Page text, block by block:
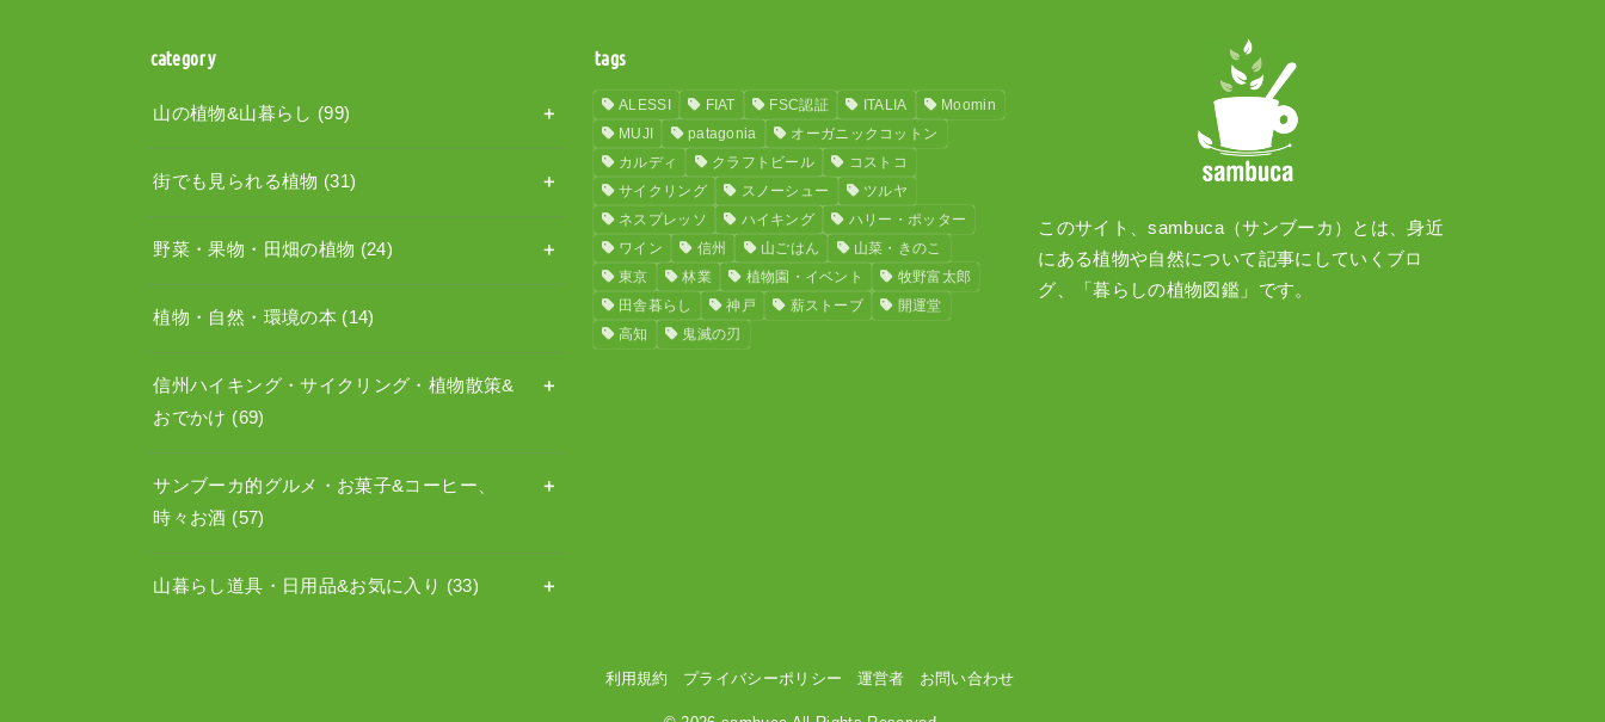
category
山の植物&山暮らし (99)
街でも見られる植物 (31)
野菜・果物・田畑の植物 (24)
植物・自然・環境の本 (14)
信州ハイキング・サイクリング・植物散策&
おでかけ (69)
サンブーカ的グルメ・お菓子&コーヒー、
時々お酒 (57)
山暮らし道具・日用品&お気に入り (33)
tags
ALESSI FIAT FSC認証 ITALIA
Moomin
MUJI
patagonia
オーガニックコットン
カルディ
クラフトビール
コストコ
サイクリング
スノーシュー
ツルヤ
ネスプレッソ
ハイキング
ハリー・ポッター
ワイン
信州 山ごはん
山菜・きのこ
東京
林業 植物園・イベント
牧野富太郎
田舎暮らし
神戸 薪ストーブ
開運堂
高知
鬼滅の刃
このサイト、sambuca（サンブーカ）とは、身近
にある植物や自然について記事にしていくブロ
グ、「暮らしの植物図鑑」です。
利用規約 プライバシーポリシー 運営者 お問い合わせ